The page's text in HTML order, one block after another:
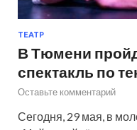
ТЕАТР
В Тюмени
спектакль по
Оставьте комментарий
Сегодня, 29 мая, в